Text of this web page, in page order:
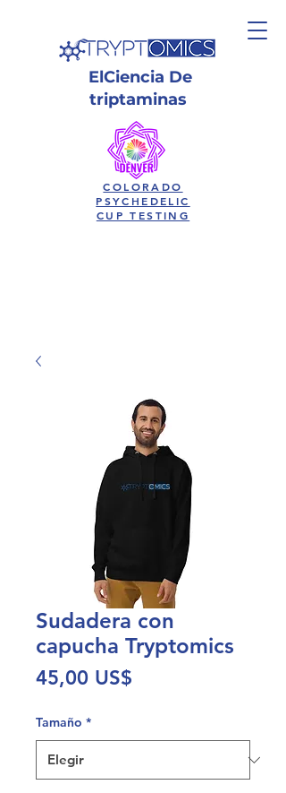
ElCiencia De
triptaminas
COLORADO
PSYCHEDELIC
CUP TESTING
Sudadera con
capucha Tryptomics
45,00 US$
Tamaño *